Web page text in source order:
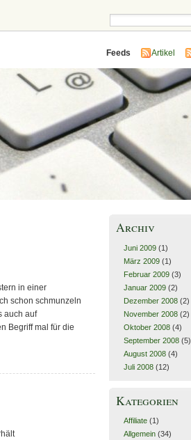
Feeds Artikel
in einer
schon schmunzeln
auch auf
Begriff mal für die
Archiv
Juni 2009(1)
März 2009(1)
Februar 2009(3)
Januar 2009(2)
Dezember 2008(2)
November 2008(2)
Oktober 2008(4)
September 2008(5)
August 2008(4)
Juli 2008(12)
Kategorien
Affiliate(1)
Allgemein(34)